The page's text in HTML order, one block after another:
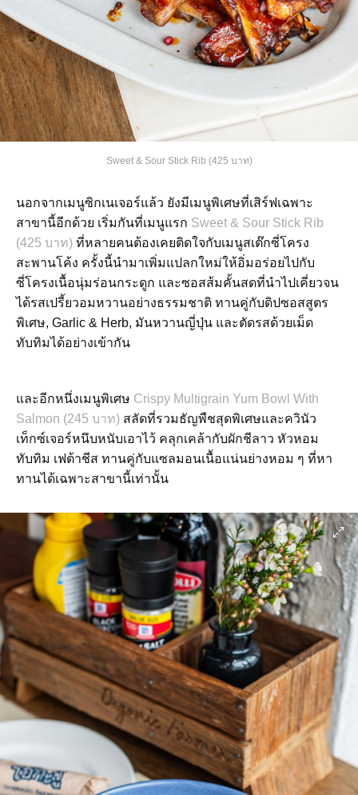
Sweet & Sour Stick Rib (425 บาท)
นอกจากเมนูซิกเนเจอร์แล้ว ยังมีเมนูพิเศษที่เสิร์ฟเฉพาะ
สาขานี้อีกด้วย เริ่มกันที่เมนูแรก Sweet & Sour Stick Rib
(425 บาท) ที่หลายคนต้องเคยติดใจกับเมนูสเต๊กซี่โครง
สะพานโค้ง ครั้งนี้นำมาเพิ่มแปลกใหม่ให้อิ่มอร่อยไปกับ
ซี่โครงเนื้อนุ่มร่อนกระดูก และซอสส้มคั้นสดที่นำไปเคี่ยวจน
ได้รสเปรี้ยวอมหวานอย่างธรรมชาติ ทานคู่กับดิปซอสสูตร
พิเศษ, Garlic & Herb, มันหวานญี่ปุ่น และตัดรสด้วยเม็ด
ทับทิมได้อย่างเข้ากัน
และอีกหนึ่งเมนูพิเศษ Crispy Multigrain Yum Bowl With
Salmon (245 บาท) สลัดที่รวมธัญพืชสุดพิเศษและควินัว
เท็กซ์เจอร์หนึบหนับเอาไว้ คลุกเคล้ากับผักชีลาว หัวหอม
ทับทิม เฟต้าชีส ทานคู่กับแซลมอนเนื้อแน่นย่างหอม ๆ ที่หา
ทานได้เฉพาะสาขานี้เท่านั้น